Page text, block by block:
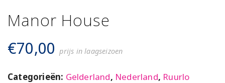
Manor House
€70,00 prijs in laagseizoen
Categorieën: Gelderland, Nederland, Ruurlo